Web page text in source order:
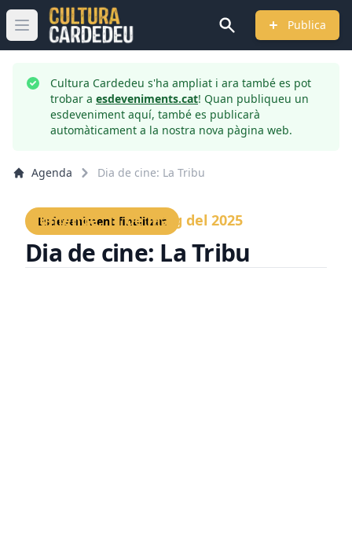
Obrir menú principal Publica
Cultura Cardedeu s'ha ampliat i ara també es pot
trobar a esdeveniments.cat! Quan publiqueu un
esdeveniment aquí, també es publicarà
automàticament a la nostra nova pàgina web.
Agenda Dia de cine: La Tribu
Esdeveniment finalitzat
Diumenge, 11 de maig del 2025
Dia de cine: La Tribu